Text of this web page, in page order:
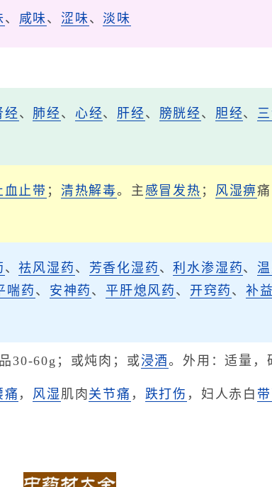
、 咸味、 涩味、 淡味
经、 肺经、 心经、 肝经、 膀胱经、 胆经、
血止带 ； 清热解毒。主 感冒发热 ； 风湿痹痛
、祛风湿药 、 芳香化湿药 、利水渗湿药、
喘药、 安神药 、 平肝熄风药 、 开窍药 、 补
30-60g；或炖肉；或浸酒。外用：适量，
痛 ， 风湿 肌肉 关节痛 ， 跌打伤 ，妇人赤白